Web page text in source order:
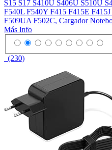
S15 S17 S410U S406U S510U
F540L F540Y F415 F415E
F509UA F502C, Cargador
Más Info
(230)